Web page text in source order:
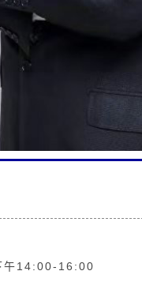
午14:00-16:00